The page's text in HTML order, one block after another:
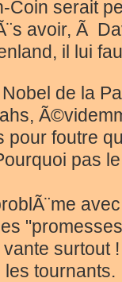
Coin serait
avoir, Ã
il lui
Nobel de la
pour foutre
pas
vante surtout
les tournants.